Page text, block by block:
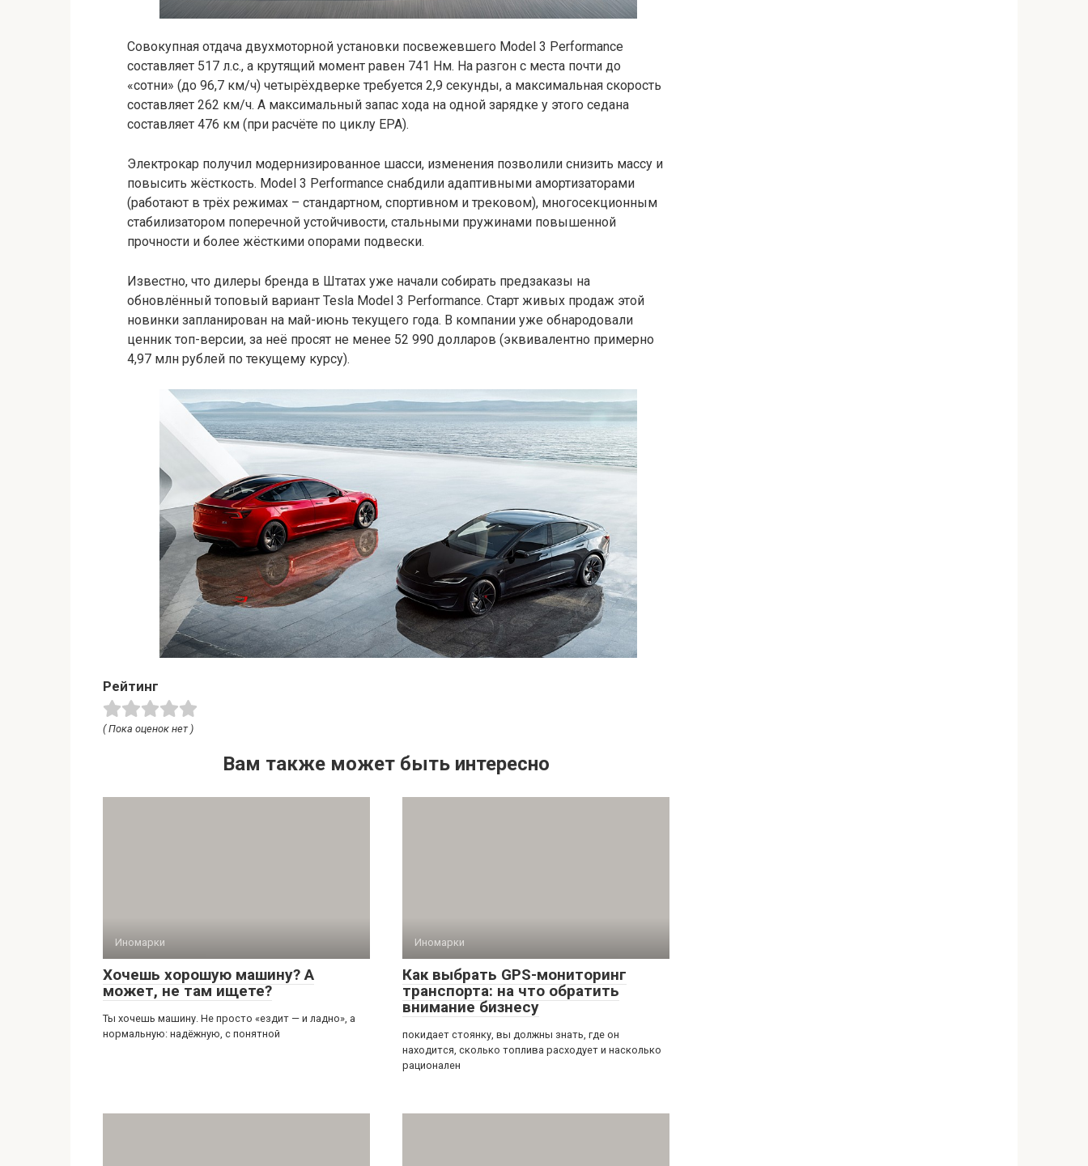
Совокупная отдача двухмоторной установки посвежевшего Model 3 Performance
составляет 517 л.с., а крутящий момент равен 741 Нм. На разгон с места почти до
«сотни» (до 96,7 км/ч) четырёхдверке требуется 2,9 секунды, а максимальная скорость
составляет 262 км/ч. А максимальный запас хода на одной зарядке у этого седана
составляет 476 км (при расчёте по циклу EPA).
Электрокар получил модернизированное шасси, изменения позволили снизить массу и
повысить жёсткость. Model 3 Performance снабдили адаптивными амортизаторами
(работают в трёх режимах – стандартном, спортивном и трековом), многосекционным
стабилизатором поперечной устойчивости, стальными пружинами повышенной
прочности и более жёсткими опорами подвески.
Известно, что дилеры бренда в Штатах уже начали собирать предзаказы на
обновлённый топовый вариант Tesla Model 3 Performance. Старт живых продаж этой
новинки запланирован на май-июнь текущего года. В компании уже обнародовали
ценник топ-версии, за неё просят не менее 52 990 долларов (эквивалентно примерно
4,97 млн рублей по текущему курсу).
Рейтинг
( Пока оценок нет )
Вам также может быть интересно
Иномарки
Хочешь хорошую машину? А
может, не там ищете?
Ты хочешь машину. Не просто «ездит — и ладно», а
нормальную: надёжную, с понятной
Иномарки
Как выбрать GPS-мониторинг
транспорта: на что обратить
внимание бизнесу
покидает стоянку, вы должны знать, где он
находится, сколько топлива расходует и насколько
рационален